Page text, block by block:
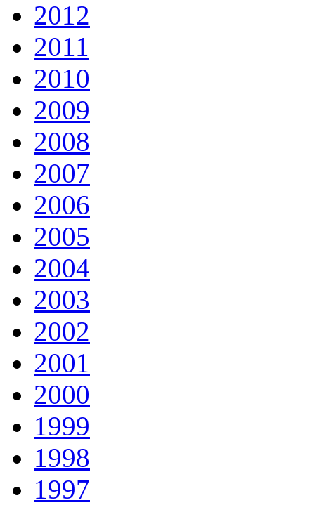
2012
2011
2010
2009
2008
2007
2006
2005
2004
2003
2002
2001
2000
1999
1998
1997